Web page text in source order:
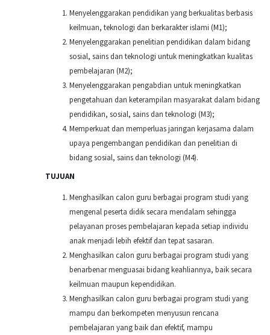
Menyelenggarakan pendidikan yang berkualitas berbasis
keilmuan, teknologi dan berkarakter islami (M1);
Menyelenggarakan penelitian pendidikan dalam bidang
sosial, sains dan teknologi untuk meningkatkan kualitas
pembelajaran (M2);
Menyelenggarakan pengabdian untuk meningkatkan
pengetahuan dan keterampilan masyarakat dalam bidang
pendidikan, sosial, sains dan teknologi (M3);
Memperkuat dan memperluas jaringan kerjasama dalam
upaya pengembangan pendidikan dan penelitian di
bidang sosial, sains dan teknologi (M4).
TUJUAN
Menghasilkan calon guru berbagai program studi yang
mengenal peserta didik secara mendalam sehingga
pelayanan proses pembelajaran kepada setiap individu
anak menjadi lebih efektif dan tepat sasaran.
Menghasilkan calon guru berbagai program studi yang
benarbenar menguasai bidang keahliannya, baik secara
keilmuan maupun kependidikan.
Menghasilkan calon guru berbagai program studi yang
mampu dan berkompeten menyusun rencana
pembelajaran yang baik dan efektif, mampu